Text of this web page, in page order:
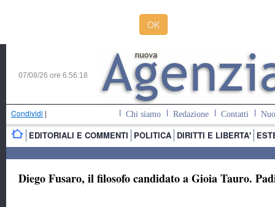
OK
07/08/26 ore 6:56:19
Condividi | Chi siamo Redazione Contatti
EDITORIALI E COMMENTI POLITICA DIRITTI E LIBERTA'
Diego Fusaro, il filosofo candidato a Gioia Tauro.